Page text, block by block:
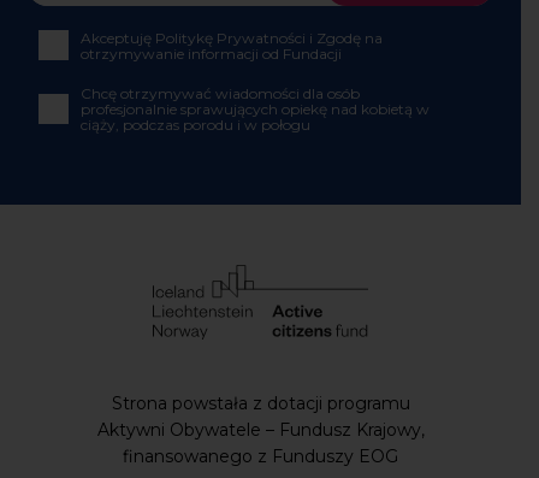
Chcę otrzymywać wiadomości dla osób profesjonalnie
sprawujących opiekę nad kobietą w ciąży, podczas
porodu i w połogu
Strona powstała z dotacji programu Aktywni
finansowanego z Funduszy EOG